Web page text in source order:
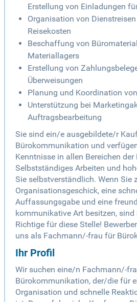
Erstellung von Einladungen
Organisation von
Reisekosten
Beschaffung von
Materiallagers
Erstellung von
Überweisungen
Planung und Koordination
Unterstützung bei
Auftragsbearbeitung
Sie sind ein/e ausgebildete/r
Bürokommunikation und
Kenntnisse in allen Bereichen
Selbstständiges Arbeiten und
Sie selbstverständlich. Wenn Sie
Organisationsgeschick, eine
Auffassungsgabe und eine
kommunikative Art besitzen,
Richtige für diese Stelle!
uns als Fachmann/-frau für
Ihr Profil
Wir suchen eine/n Fachmann/-
Bürokommunikation, der/die für
Organisation und schnelle